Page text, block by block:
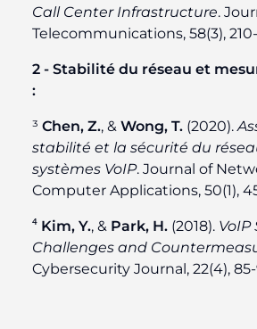
Call Center Infrastructure.
Telecommunications, 58(3),
2 - Stabilité du réseau et
:
³ Chen, Z., & Wong, T. (2020).
stabilité et la sécurité du
systèmes VoIP. Journal of
Computer Applications, 50(1),
⁴ Kim, Y., & Park, H. (2018). VoIP
Challenges and
Cybersecurity Journal, 22(4),